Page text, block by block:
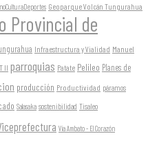
Geoparque Volcán Tungurahua
Provincial de
Infraestructura y Vialidad Manuel
II parroquias Patate Pelileo Planes de
producción Productividad páramos
Salasaka sostenibilidad Tisaleo
Vía Ambato - El Corazón